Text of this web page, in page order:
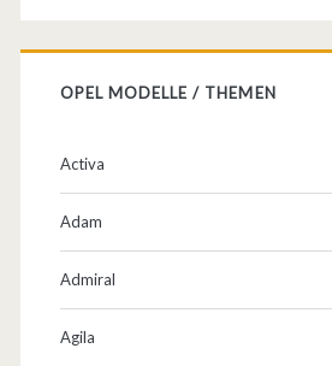
OPEL MODELLE / THEMEN
Activa
Adam
Admiral
Agila